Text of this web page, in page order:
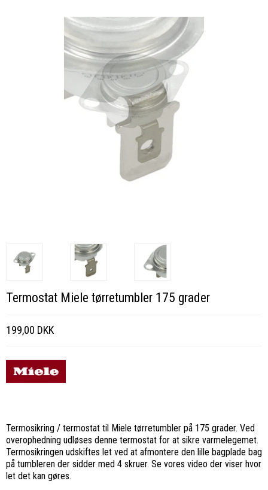
Termostat Miele tørretumbler 175 grader
199,00 DKK
Termosikring / termostat til Miele tørretumbler på 175 grader. Ved
overophedning udløses denne termostat for at sikre varmelegemet.
Termosikringen udskiftes let ved at afmontere den lille bagplade bag
på tumbleren der sidder med 4 skruer. Se vores video der viser hvor
let det kan gøres.